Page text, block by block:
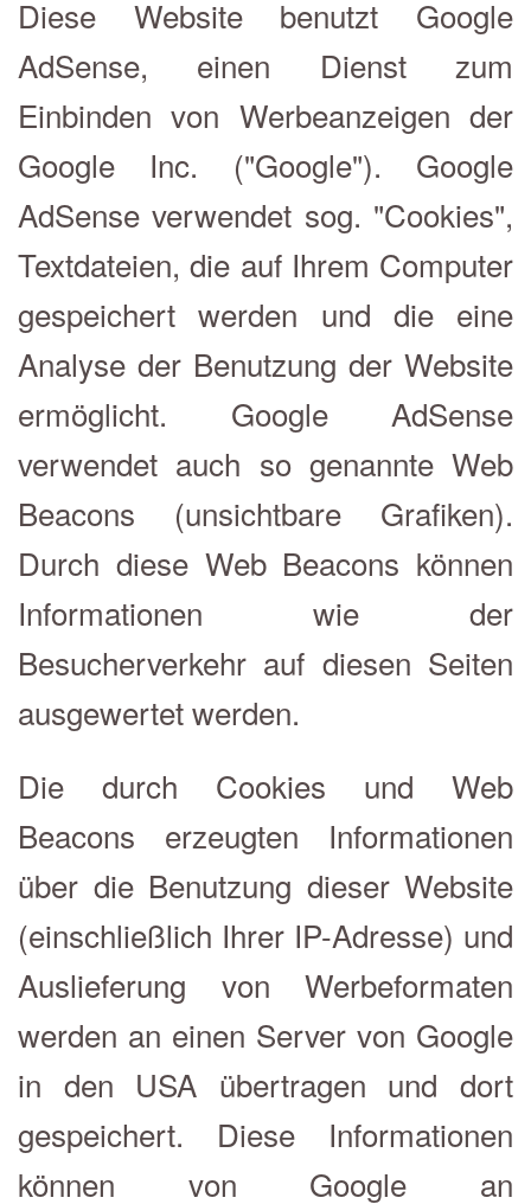
Diese Website benutzt Google
AdSense, einen Dienst zum
Einbinden von Werbeanzeigen der
Google Inc. ("Google"). Google
AdSense verwendet sog. "Cookies",
Textdateien, die auf Ihrem Computer
gespeichert werden und die eine
Analyse der Benutzung der Website
ermöglicht. Google AdSense
verwendet auch so genannte Web
Beacons (unsichtbare Grafiken).
Durch diese Web Beacons können
Informationen wie der
Besucherverkehr auf diesen Seiten
ausgewertet werden.
Die durch Cookies und Web
Beacons erzeugten Informationen
über die Benutzung dieser Website
(einschließlich Ihrer IP-Adresse) und
Auslieferung von Werbeformaten
werden an einen Server von Google
in den USA übertragen und dort
gespeichert. Diese Informationen
können von Google an